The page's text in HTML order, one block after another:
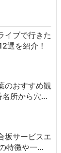
イブで行きた
選を紹介！
のおすすめ観
名所から穴…
坂サービスエ
特徴や一…